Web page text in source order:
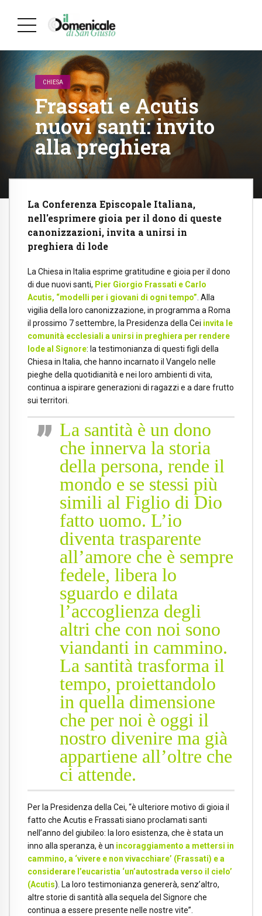
CHIESA
Frassati e Acutis
nuovi santi: invito
alla preghiera
La Conferenza Episcopale Italiana,
nell'esprimere gioia per il dono di queste
canonizzazioni, invita a unirsi in
preghiera di lode
La Chiesa in Italia esprime gratitudine e gioia per il dono
di due nuovi santi, Pier Giorgio Frassati e Carlo
Acutis, “modelli per i giovani di ogni tempo” . Alla
vigilia della loro canonizzazione, in programma a Roma
il prossimo 7 settembre, la Presidenza della Cei invita le
comunità ecclesiali a unirsi in preghiera per rendere
lode al Signore: la testimonianza di questi figli della
Chiesa in Italia, che hanno incarnato il Vangelo nelle
pieghe della quotidianità e nei loro ambienti di vita,
continua a ispirare generazioni di ragazzi e a dare frutto
sui territori.
La santità è un dono
che innerva la storia
della persona, rende il
mondo e se stessi più
simili al Figlio di Dio
fatto uomo. L’io
diventa trasparente
all’amore che è sempre
fedele, libera lo
sguardo e dilata
l’accoglienza degli
altri che con noi sono
viandanti in cammino.
La santità trasforma il
tempo, proiettandolo
in quella dimensione
che per noi è oggi il
nostro divenire ma già
appartiene all’oltre che
ci attende.
Per la Presidenza della Cei, “è ulteriore motivo di gioia il
fatto che Acutis e Frassati siano proclamati santi
nell’anno del giubileo: la loro esistenza, che è stata un
inno alla speranza, è un incoraggiamento a mettersi in
cammino, a ‘vivere e non vivacchiare’ (Frassati) e a
considerare l’eucaristia ‘un’autostrada verso il cielo’
(Acutis). La loro testimonianza genererà, senz’altro,
altre storie di santità alla sequela del Signore che
continua a essere presente nelle nostre vite”.